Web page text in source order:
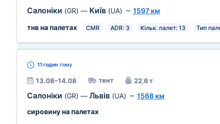
Салоніки (GR) — Київ (UA) ~ 1597 км
тнв на палетах
CMR ADR: 3 Кільк. палет: 13 Тип
11 годин тому
13.08–14.08 тент 22,6 т
Салоніки (GR) — Львів (UA) ~ 1568 км
сировину на палетах